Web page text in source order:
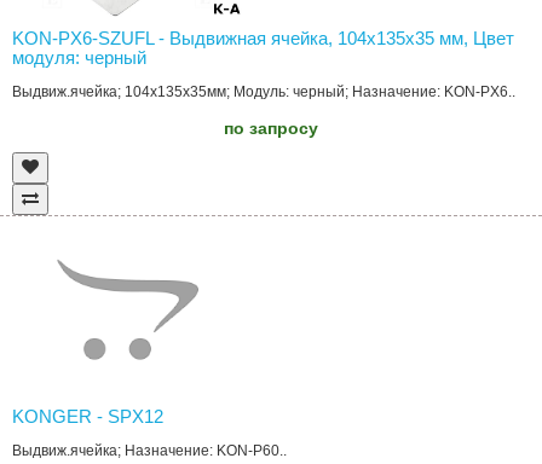
KON-PX6-SZUFL - Выдвижная ячейка, 104x135x35 мм, Цвет
модуля: черный
Выдвиж.ячейка; 104x135x35мм; Модуль: черный; Назначение: KON-PX6..
по запросу
KONGER - SPX12
Выдвиж.ячейка; Назначение: KON-P60..